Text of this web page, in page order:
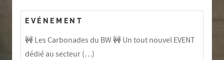
EVÉNEMENT
🚧 Les Carbonades du BW 🚧 Un tout nouvel EVENT
dédié au secteur (…)